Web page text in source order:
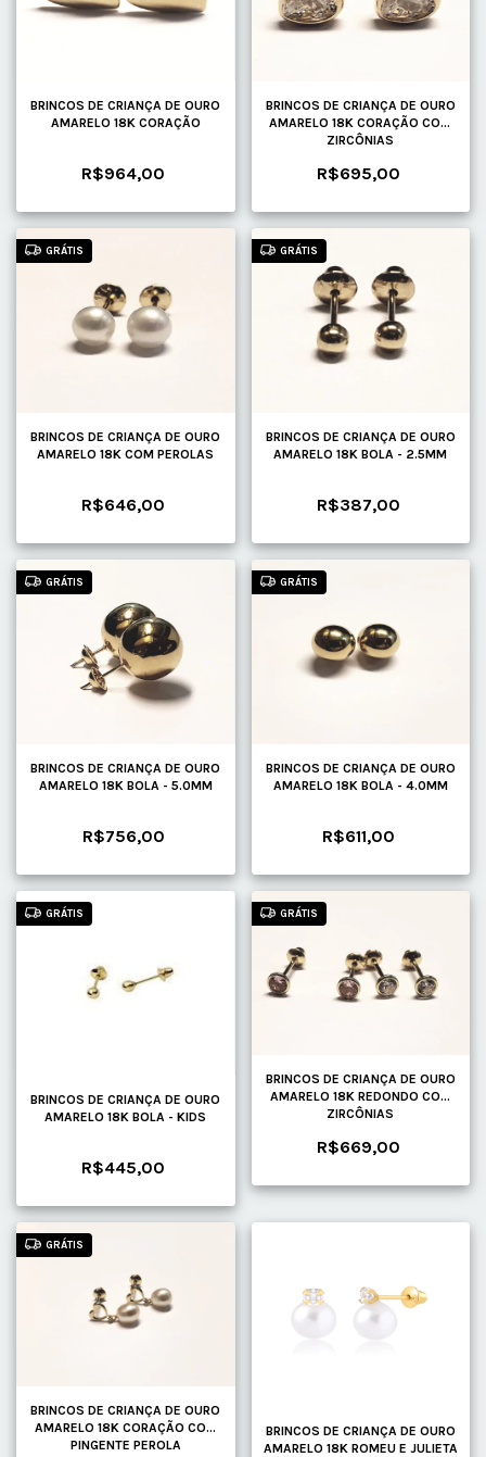
BRINCOS DE CRIANÇA DE OURO
AMARELO 18K CORAÇÃO
R$964,00
BRINCOS DE CRIANÇA DE OURO
AMARELO 18K CORAÇÃO COM
ZIRCÔNIAS
R$695,00
GRÁTIS
BRINCOS DE CRIANÇA DE OURO
AMARELO 18K COM PEROLAS
R$646,00
GRÁTIS
BRINCOS DE CRIANÇA DE OURO
AMARELO 18K BOLA - 2.5MM
R$387,00
GRÁTIS
BRINCOS DE CRIANÇA DE OURO
AMARELO 18K BOLA - 5.0MM
R$756,00
GRÁTIS
BRINCOS DE CRIANÇA DE OURO
AMARELO 18K BOLA - 4.0MM
R$611,00
GRÁTIS
BRINCOS DE CRIANÇA DE OURO
AMARELO 18K BOLA - KIDS
R$445,00
GRÁTIS
BRINCOS DE CRIANÇA DE OURO
AMARELO 18K REDONDO COM
ZIRCÔNIAS
R$669,00
GRÁTIS
BRINCOS DE CRIANÇA DE OURO
AMARELO 18K CORAÇÃO COM
PINGENTE PEROLA
BRINCOS DE CRIANÇA DE OURO
AMARELO 18K ROMEU E JULIETA